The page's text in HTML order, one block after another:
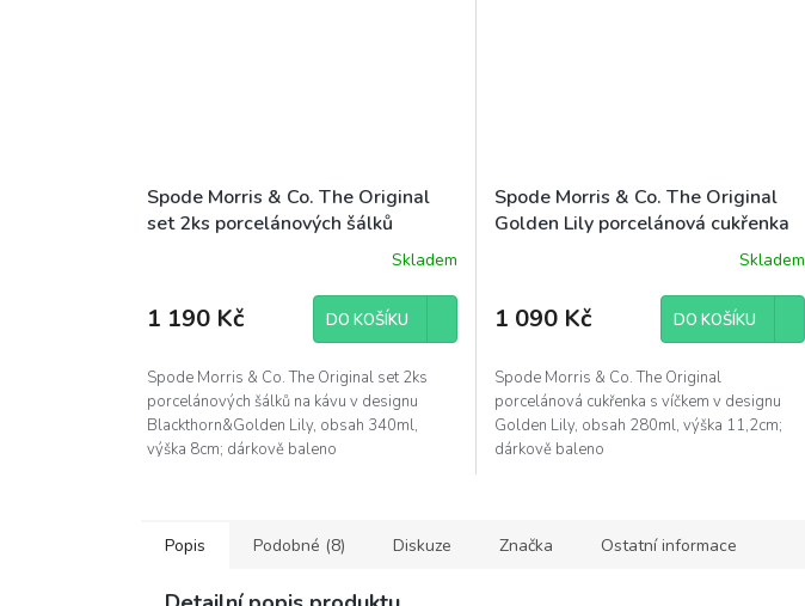
Spode Morris & Co. The Original
set 2ks porcelánových šálků
Blackthorn&Golden Lily 340mlSkladem
1 190 Kč DO KOŠÍKU
Spode Morris & Co. The Original set 2ks
porcelánových šálků na kávu v designu
Blackthorn&Golden Lily, obsah 340ml,
výška 8cm; dárkově baleno
Spode Morris & Co. The Original
Golden Lily porcelánová cukřenka
Skladem
1 090 Kč DO KOŠÍKU
Spode Morris & Co. The Original
porcelánová cukřenka s víčkem v designu
Golden Lily, obsah 280ml, výška 11,2cm;
dárkově baleno
Popis Podobné (8) Diskuze Značka Ostatní informace